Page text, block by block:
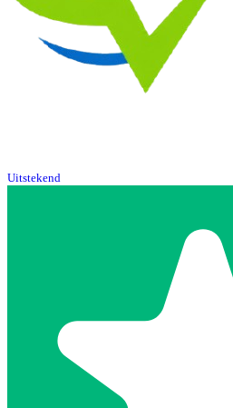
Uitstekend